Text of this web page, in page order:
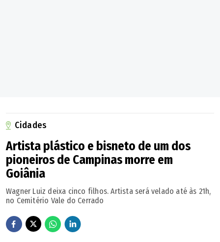
Rianápolis
Rio Quente
Rio Verde
Rubiataba
Sanclerlândia
Cidades
Artista plástico e bisneto de um dos
pioneiros de Campinas morre em
Goiânia
Wagner Luiz deixa cinco filhos. Artista será velado até às 21h,
no Cemitério Vale do Cerrado